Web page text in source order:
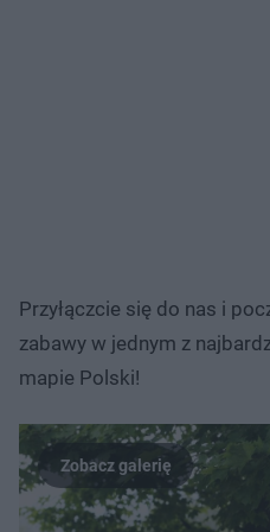
Przyłączcie się do nas i
zabawy w jednym z
mapie Polski!